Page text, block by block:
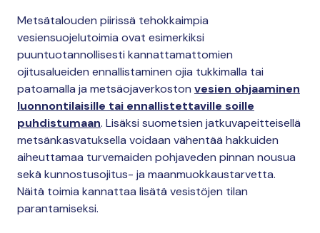
Metsätalouden piirissä tehokkaimpia
vesiensuojelutoimia ovat esimerkiksi
puuntuotannollisesti kannattamattomien
ojitusalueiden ennallistaminen ojia tukkimalla tai
patoamalla ja metsäojaverkoston vesien ohjaaminen
luonnontilaisille tai ennallistettaville soille
puhdistumaan. Lisäksi suometsien jatkuvapeitteisellä
metsänkasvatuksella voidaan vähentää hakkuiden
aiheuttamaa turvemaiden pohjaveden pinnan nousua
sekä kunnostusojitus- ja maanmuokkaustarvetta.
Näitä toimia kannattaa lisätä vesistöjen tilan
parantamiseksi.